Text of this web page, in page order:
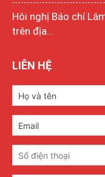
Hôi nghị Báo chí
trên địa...
LIÊN HỆ